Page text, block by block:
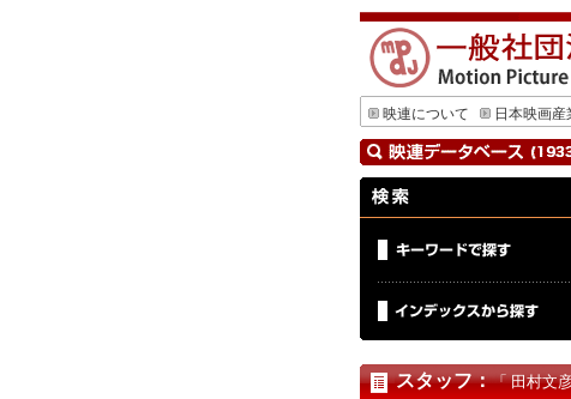
映連について
日本映画産
スタッフ：「 田村文